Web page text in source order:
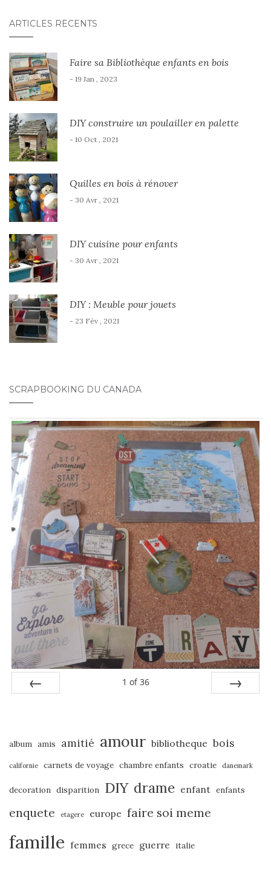
ARTICLES RÉCENTS
Faire sa Bibliothèque enfants en bois
- 19 Jan , 2023
DIY construire un poulailler en palette
- 10 Oct , 2021
Quilles en bois à rénover
- 30 Avr , 2021
DIY cuisine pour enfants
- 30 Avr , 2021
DIY : Meuble pour jouets
- 23 Fév , 2021
SCRAPBOOKING DU CANADA
1 of 36
album amis amitié amour bibliotheque bois
californie carnets de voyage chambre enfants croatie danemark
decoration disparition DIY drame enfant enfants
enquete etagere europe faire soi meme
famille femmes grece guerre italie